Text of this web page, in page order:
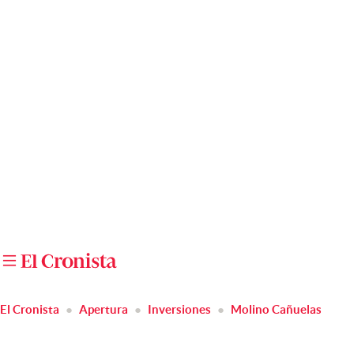
Otras secciones
El Cronista Apertura Inversiones Molino Cañuelas